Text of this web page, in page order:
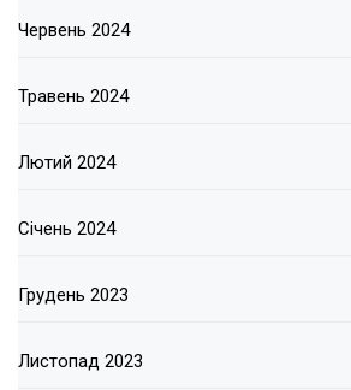
Червень 2024
Травень 2024
Лютий 2024
Січень 2024
Грудень 2023
Листопад 2023